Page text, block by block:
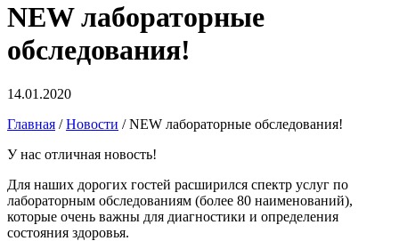
NEW лабораторные
обследования!
14.01.2020
Главная /Новости /NEW лабораторные обследования!
У нас отличная новость!
Для наших дорогих гостей расширился спектр услуг по
лабораторным обследованиям (более 80 наименований),
которые очень важны для диагностики и определения
состояния здоровья.